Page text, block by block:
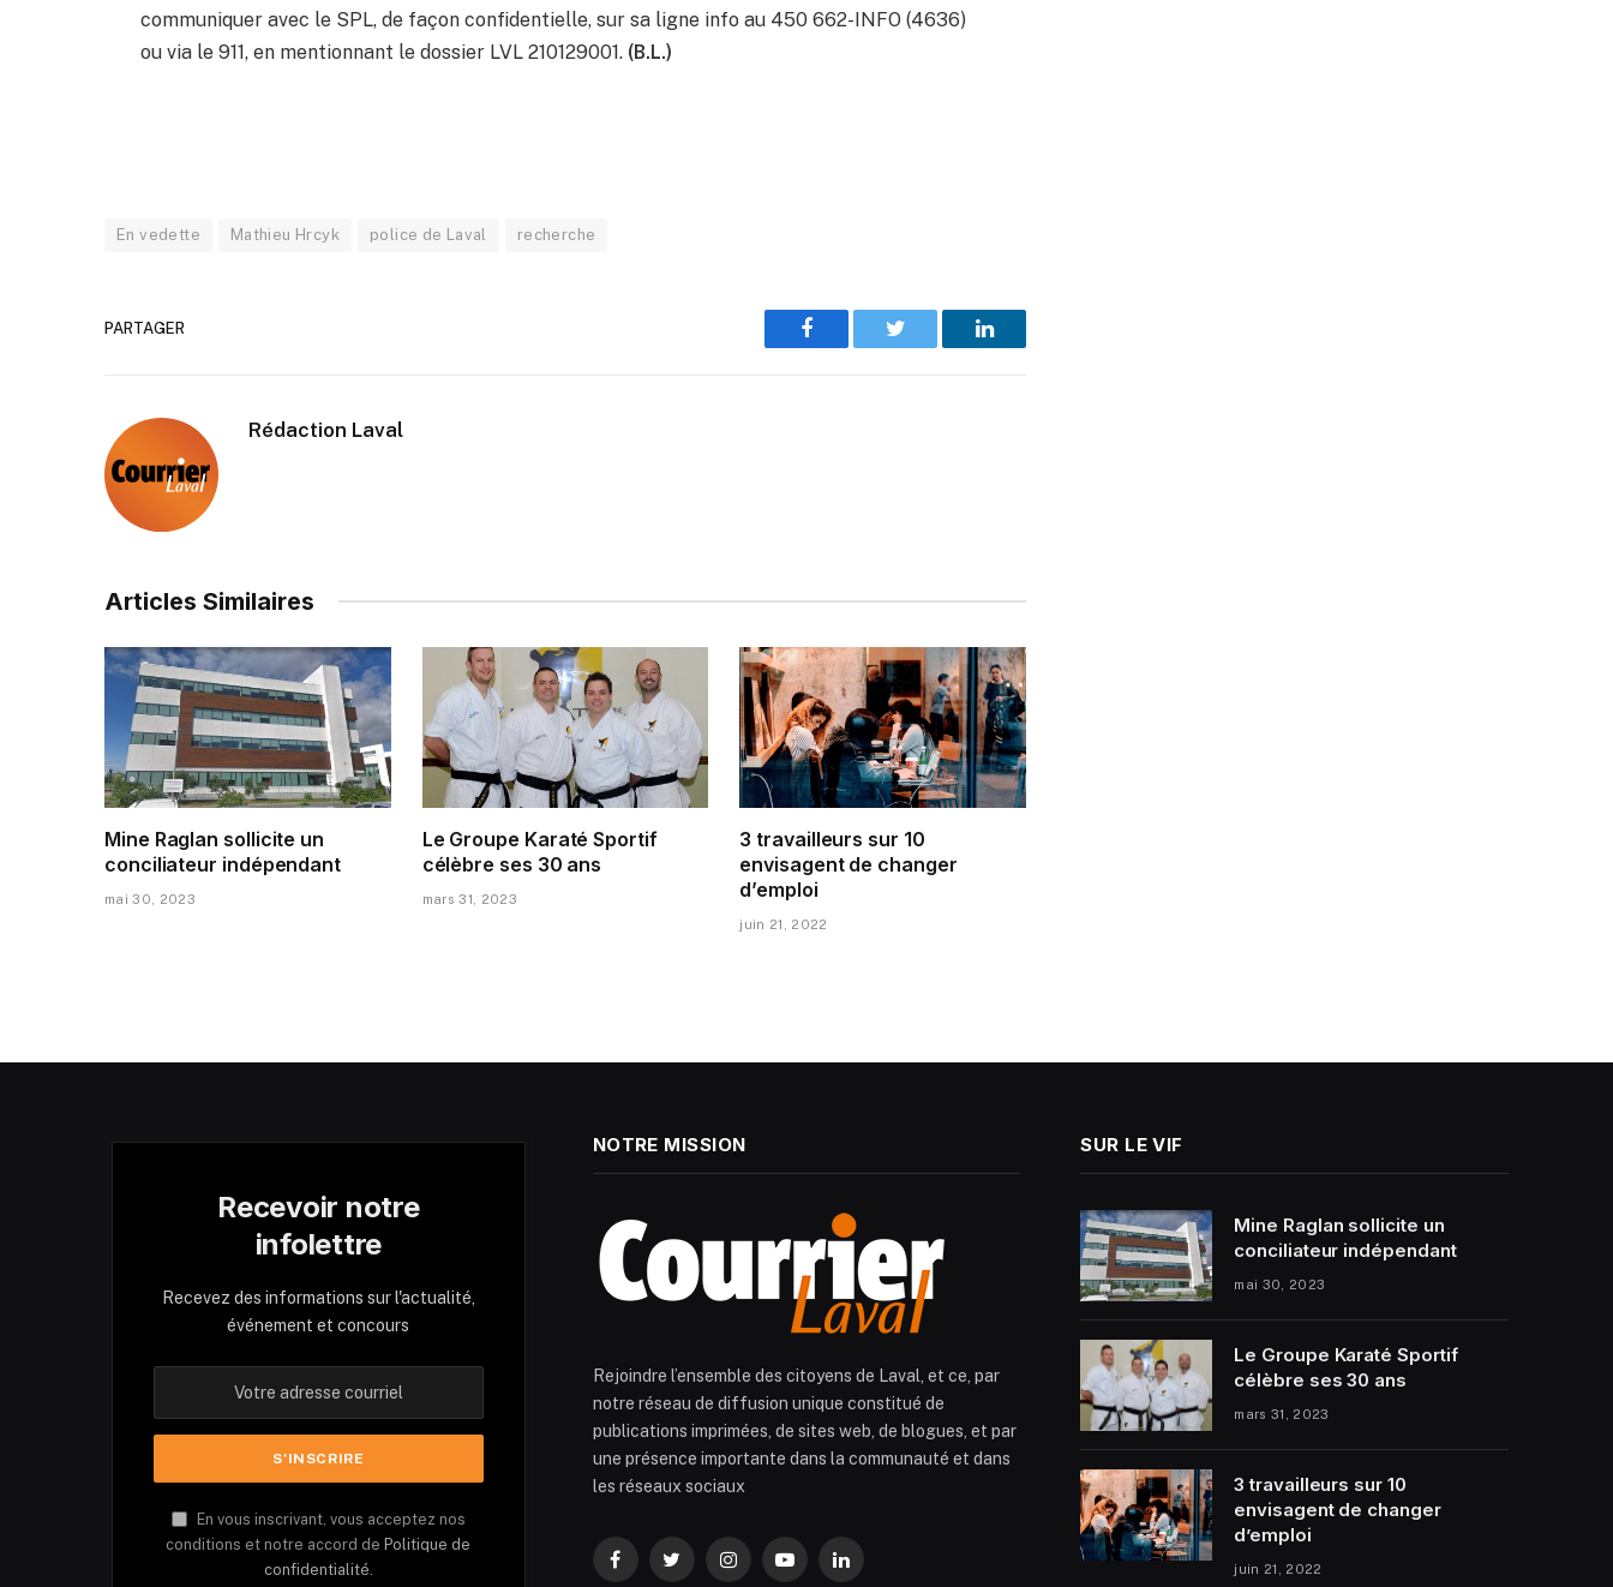
communiquer avec le SPL, de façon confidentielle, sur sa ligne info au 450 662-INFO (4636)
ou via le 911, en mentionnant le dossier LVL 210129001. (B.L.)
En vedette Mathieu Hrcyk police de Laval recherche
PARTAGER
Facebook Twitter LinkedIn
Rédaction Laval
Articles Similaires
Mine Raglan sollicite un
conciliateur indépendant
mai 30, 2023
Le Groupe Karaté Sportif
célèbre ses 30 ans
mars 31, 2023
3 travailleurs sur 10
envisagent de changer
d’emploi
juin 21, 2022
Recevoir notre
infolettre
Recevez des informations sur l'actualité,
événement et concours
En vous inscrivant, vous acceptez nos
conditions et notre accord de Politique de
confidentialité.
NOTRE MISSION
Rejoindre l’ensemble des citoyens de Laval, et ce, par
notre réseau de diffusion unique constitué de
publications imprimées, de sites web, de blogues, et par
une présence importante dans la communauté et dans
les réseaux sociaux
FacebookTwitterInstagramYouTubeLinkedIn
SUR LE VIF
Mine Raglan sollicite un
conciliateur indépendant
mai 30, 2023
Le Groupe Karaté Sportif
célèbre ses 30 ans
mars 31, 2023
3 travailleurs sur 10
envisagent de changer
d’emploi
juin 21, 2022